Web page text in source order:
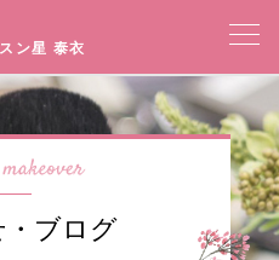
ン星 泰衣
コンセプト
イベントセミナー
メイクブログ
・ブログ